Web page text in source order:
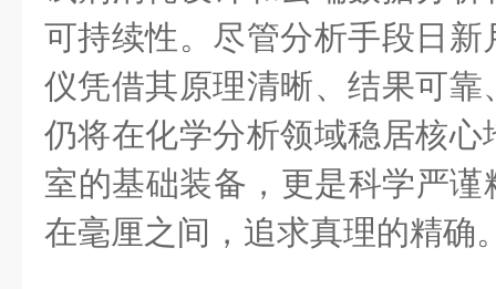
可持续性。尽管分析手段日
仪凭借其原理清晰、结果可
仍将在化学分析领域稳居核
室的基础装备，更是科学严
在毫厘之间，追求真理的精确